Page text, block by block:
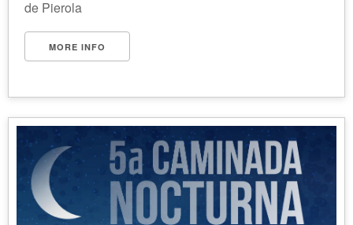
de Pierola
MORE INFO